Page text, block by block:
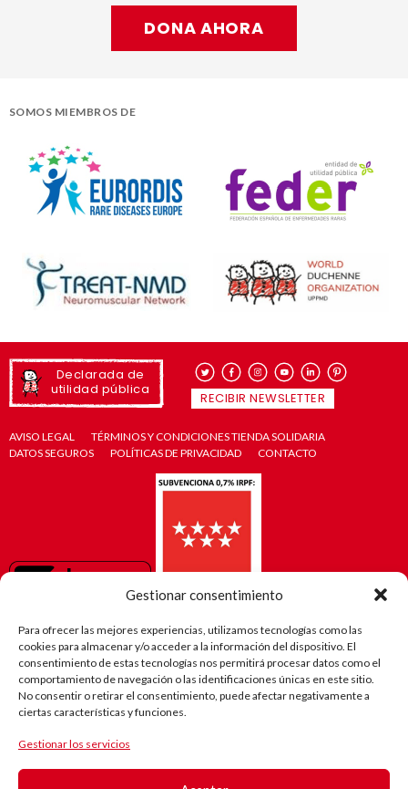
Gestionar consentimiento
Para ofrecer las mejores experiencias, utilizamos tecnologías como las
cookies para almacenar y/o acceder a la información del dispositivo. El
consentimiento de estas tecnologías nos permitirá procesar datos como el
comportamiento de navegación o las identificaciones únicas en este sitio.
No consentir o retirar el consentimiento, puede afectar negativamente a
ciertas características y funciones.
Gestionar los servicios
DONA AHORA
SOMOS MIEMBROS DE
Declarada de
utilidad pública
RECIBIR NEWSLETTER
AVISO LEGAL
TÉRMINOS Y CONDICIONES TIENDA SOLIDARIA
DATOS SEGUROS
POLÍTICAS DE PRIVACIDAD CONTACTO
El camino